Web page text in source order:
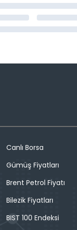
Canlı Borsa
Gümüş Fiyatları
Brent Petrol Fiyatı
Bilezik Fiyatları
BIST 100 Endeksi